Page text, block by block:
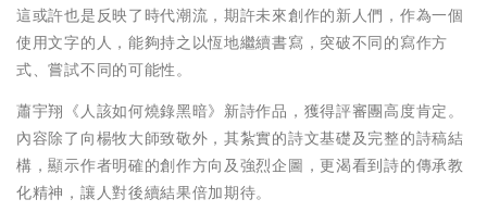
這或許也是反映了時代潮流，期許未來創作的新人們，作為一個
使用文字的人，能夠持之以恆地繼續書寫，突破不同的寫作方
式、嘗試不同的可能性。
蕭宇翔《人該如何燒錄黑暗》新詩作品，獲得評審團高度肯定。
內容除了向楊牧大師致敬外，其紮實的詩文基礎及完整的詩稿結
構，顯示作者明確的創作方向及強烈企圖，更渴看到詩的傳承教
化精神，讓人對後續結果倍加期待。